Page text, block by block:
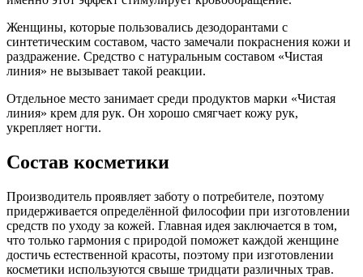
Женщины, которые пользовались дезодорантами с
синтетическим составом, часто замечали покраснения кожи и
раздражение. Средство с натуральным составом «Чистая
линия» не вызывает такой реакции.
Отдельное место занимает среди продуктов марки «Чистая
линия» крем для рук. Он хорошо смягчает кожу рук,
укрепляет ногти.
Состав косметики
Производитель проявляет заботу о потребителе, поэтому
придерживается определённой философии при изготовлении
средств по уходу за кожей. Главная идея заключается в том,
что только гармония с природой поможет каждой женщине
достичь естественной красоты, поэтому при изготовлении
косметики используются свыше тридцати различных трав.